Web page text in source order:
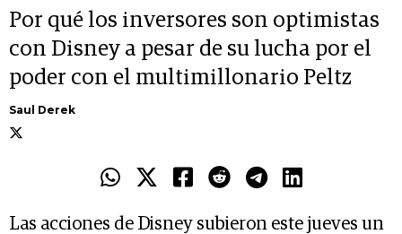
Por qué los inversores son optimistas
con Disney a pesar de su lucha por el
poder con el multimillonario Peltz
Saul Derek
Las acciones de Disney subieron este jueves un